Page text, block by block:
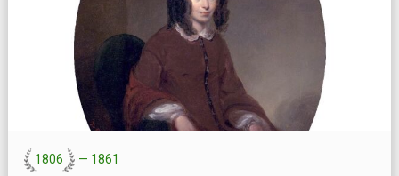
1806 — 1861